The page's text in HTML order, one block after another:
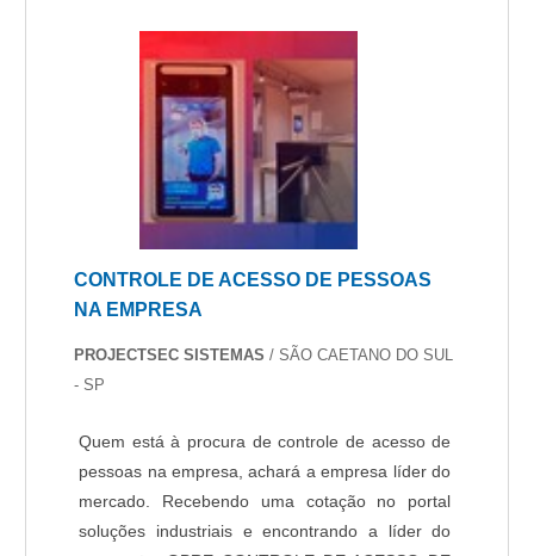
protegindo.
CONTROLE DE ACESSO DE PESSOAS
NA EMPRESA
PROJECTSEC SISTEMAS / SÃO CAETANO DO SUL
- SP
Quem está à procura de controle de acesso de
pessoas na empresa, achará a empresa líder do
mercado. Recebendo uma cotação no portal
soluções industriais e encontrando a líder do